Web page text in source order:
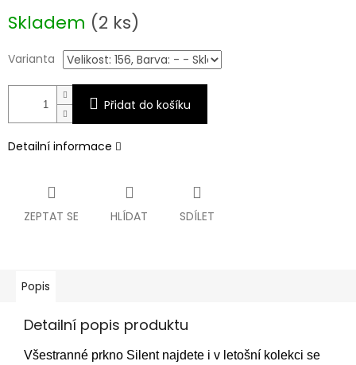
cena:
Skladem (2 ks)
Varianta
Přidat do košíku
Detailní informace
ZEPTAT SE HLÍDAT SDÍLET
Popis
Detailní popis produktu
Všestranné prkno Silent najdete i v letošní kolekci se